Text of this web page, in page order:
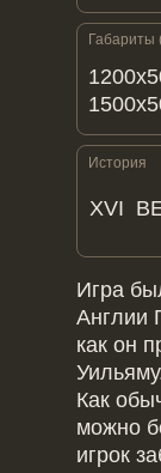
XVI
История
Игра
Англии
как он
Как
можно
игрок